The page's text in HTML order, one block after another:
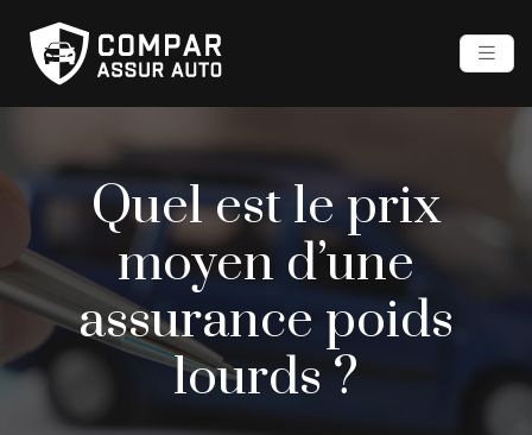
Quel est le prix
moyen d’une
assurance poids
lourds ?